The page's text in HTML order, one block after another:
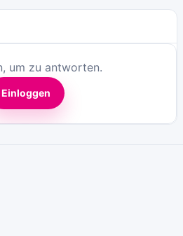
um zu antworten.
Einloggen